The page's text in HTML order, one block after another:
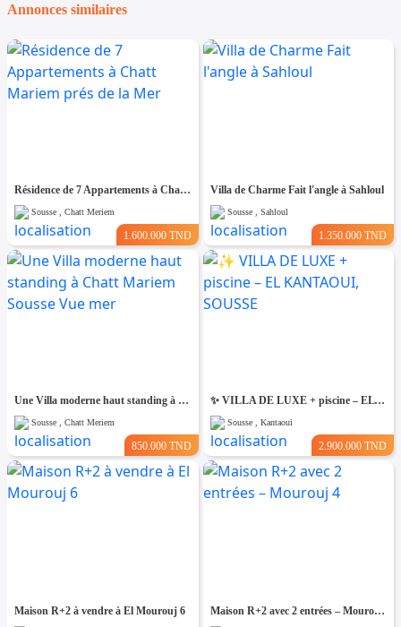
Annonces similaires
Résidence de 7 Appartements à Chatt Mariem prés de la Mer
Sousse , Chatt Meriem
1.600.000 TND
Villa de Charme Fait l'angle à Sahloul
Sousse , Sahloul
1.350.000 TND
Une Villa moderne haut standing à Chatt Mariem Sousse Vue mer
Sousse , Chatt Meriem
850.000 TND
​✨ VILLA DE LUXE + piscine – EL KANTAOUI, SOUSSE
Sousse , Kantaoui
2.900.000 TND
Maison R+2 à vendre à El Mourouj 6 Maison R+2 avec 2 entrées – Mourouj 4